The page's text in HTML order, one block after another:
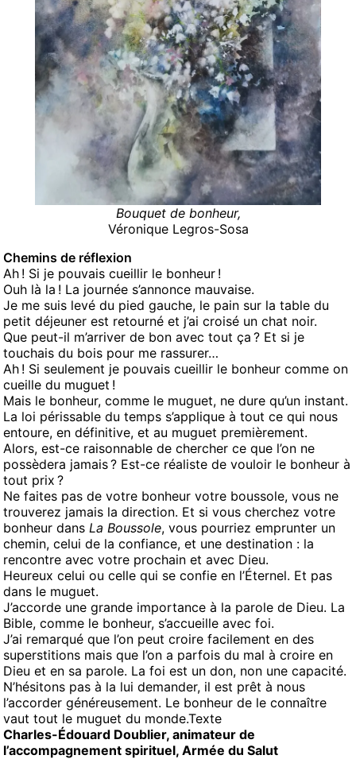
Bouquet de bonheur,
Véronique Legros-Sosa
Chemins de réflexion
Ah ! Si je pouvais cueillir le bonheur !
Ouh là la ! La journée s’annonce mauvaise.
Je me suis levé du pied gauche, le pain sur la table du
petit déjeuner est retourné et j’ai croisé un chat noir.
Que peut-il m’arriver de bon avec tout ça ? Et si je
touchais du bois pour me rassurer…
Ah ! Si seulement je pouvais cueillir le bonheur comme on
cueille du muguet !
Mais le bonheur, comme le muguet, ne dure qu’un instant.
La loi périssable du temps s’applique à tout ce qui nous
entoure, en définitive, et au muguet premièrement.
Alors, est-ce raisonnable de chercher ce que l’on ne
possèdera jamais ? Est-ce réaliste de vouloir le bonheur à
tout prix ?
Ne faites pas de votre bonheur votre boussole, vous ne
trouverez jamais la direction. Et si vous cherchez votre
bonheur dans La Boussole, vous pourriez emprunter un
chemin, celui de la confiance, et une destination : la
rencontre avec votre prochain et avec Dieu.
Heureux celui ou celle qui se confie en l’Éternel. Et pas
dans le muguet.
J’accorde une grande importance à la parole de Dieu. La
Bible, comme le bonheur, s’accueille avec foi.
J’ai remarqué que l’on peut croire facilement en des
superstitions mais que l’on a parfois du mal à croire en
Dieu et en sa parole. La foi est un don, non une capacité.
N’hésitons pas à la lui demander, il est prêt à nous
l’accorder généreusement. Le bonheur de le connaître
vaut tout le muguet du monde.Texte
Charles-Édouard Doublier, animateur de
l’accompagnement spirituel, Armée du Salut